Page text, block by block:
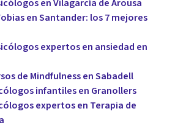
en Vilagarcía de Arousa
en Santander: los 7 mejores
expertos en ansiedad en
de Mindfulness en Sabadell
infantiles en Granollers
expertos en Terapia de